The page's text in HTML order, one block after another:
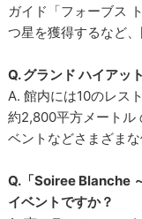
ガイド「フォーブス
つ星を獲得するなど
Q. グランド ハイアッ
A. 館内には10のレス
約2,800平方メートル
ベントなどさまざまな
Q.「Soiree Blanche
イベントですか？